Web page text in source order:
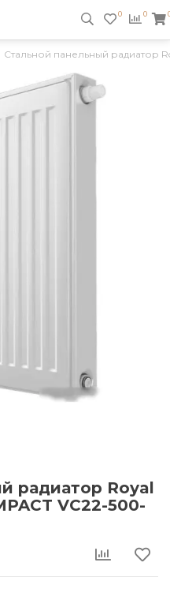
0 0
Стальной панельный радиатор
радиатор Royal
VC22-500-